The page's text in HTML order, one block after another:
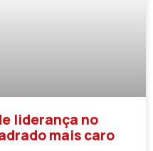
liderança no
mais caro